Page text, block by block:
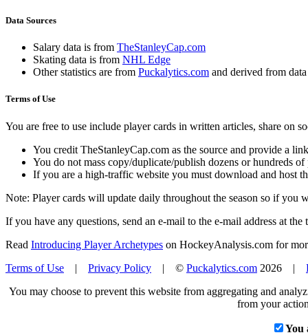
Data Sources
Salary data is from TheStanleyCap.com
Skating data is from NHL Edge
Other statistics are from Puckalytics.com and derived from
Terms of Use
You are free to use include player cards in written articles, share on
You credit TheStanleyCap.com as the source and provide a
You do not mass copy/duplicate/publish dozens or hundreds
If you are a high-traffic website you must download and host
Note: Player cards will update daily throughout the season so if you
If you have any questions, send an e-mail to the e-mail address at the
Read Introducing Player Archetypes on HockeyAnalysis.com for
Terms of Use | Privacy Policy | © Puckalytics.com 2026 |
You may choose to prevent this website from aggregating and
from your
You